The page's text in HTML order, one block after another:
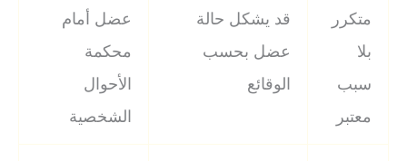
متكرر
بلا
سبب
معتبر
قد يشكل حالة
عضل بحسب
الوقائع
عضل أمام
محكمة
الأحوال
الشخصية